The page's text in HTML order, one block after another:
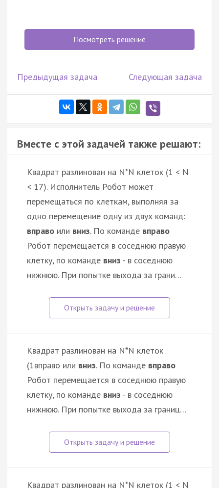
Посмотреть решение
Предыдущая задача Следующая задача
Вместе с этой задачей также решают:
Квадрат разлинован на N*N клеток (1 < N
< 17). Исполнитель Робот может
перемещаться по клеткам, выполняя за
одно перемещение одну из двух команд:
вправо или вниз. По команде вправо
Робот перемещается в соседнюю правую
клетку, по команде вниз - в соседнюю
нижнюю. При попытке выхода за грани…
Квадрат разлинован на N*N клеток
(1вправо или вниз. По команде вправо
Робот перемещается в соседнюю правую
клетку, по команде вниз - в соседнюю
нижнюю. При попытке выхода за границ…
Квадрат разлинован на N*N клеток (1 < N